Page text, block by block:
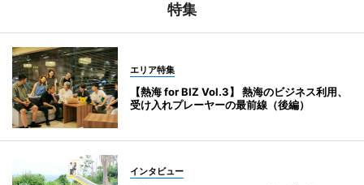
特集
エリア特集
【熱海 for BIZ Vol.3】 熱海のビジネス利用、
受け入れプレーヤーの最前線（後編）
インタビュー